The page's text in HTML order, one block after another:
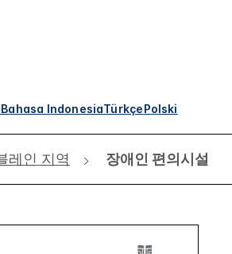
Bahasa IndonesiaTürkçePolski
레인 지역 장애인 편의시설